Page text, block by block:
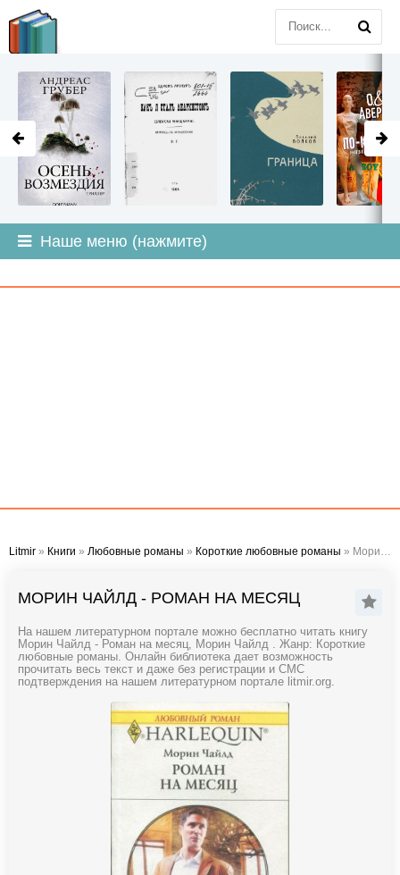
Наше меню (нажмите)
Litmir » Книги » Любовные романы » Короткие любовные романы » Морин Чайлд - Роман на месяц
МОРИН ЧАЙЛД - РОМАН НА МЕСЯЦ
На нашем литературном портале можно бесплатно читать книгу
Морин Чайлд - Роман на месяц, Морин Чайлд . Жанр: Короткие
любовные романы. Онлайн библиотека дает возможность
прочитать весь текст и даже без регистрации и СМС
подтверждения на нашем литературном портале litmir.org.
LITMIR.ORG